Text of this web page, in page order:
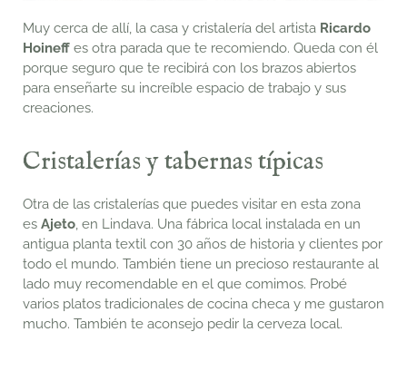
Muy cerca de allí, la casa y cristalería del artista Ricardo
Hoineff es otra parada que te recomiendo. Queda con él
porque seguro que te recibirá con los brazos abiertos
para enseñarte su increíble espacio de trabajo y sus
creaciones.
Cristalerías y tabernas típicas
Otra de las cristalerías que puedes visitar en esta zona
es Ajeto, en Lindava. Una fábrica local instalada en un
antigua planta textil con 30 años de historia y clientes por
todo el mundo. También tiene un precioso restaurante al
lado muy recomendable en el que comimos. Probé
varios platos tradicionales de cocina checa y me gustaron
mucho. También te aconsejo pedir la cerveza local.